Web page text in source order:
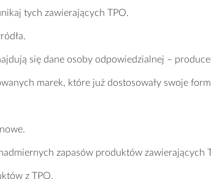
tych zawierających TPO.
się dane osoby odpowiedzialnej –
marek, które już dostosowały swoje
zapasów produktów zawierających
z TPO.